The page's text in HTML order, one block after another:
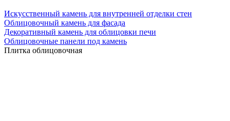
Искусственный камень для внутренней отделки стен
Облицовочный камень для фасада
Декоративный камень для облицовки печи
Облицовочные панели под камень
Плитка облицовочная